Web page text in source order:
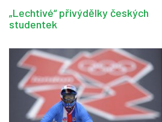
„Lechtivé“ přivýdělky českých
studentek